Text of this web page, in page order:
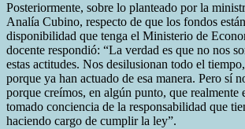
Posteriormente, sobre lo planteado por la
Analía Cubino, respecto de que los fondos
disponibilidad que tenga el Ministerio de
docente respondió: “La verdad es que no nos
estas actitudes. Nos desilusionan todo el
porque ya han actuado de esa manera. Pero sí
porque creímos, en algún punto, que realmente
tomado conciencia de la responsabilidad que
haciendo cargo de cumplir la ley”.